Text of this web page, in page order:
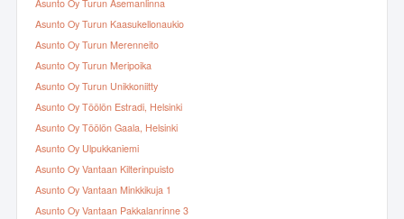
Asunto Oy Turun Asemanlinna
Asunto Oy Turun Kaasukellonaukio
Asunto Oy Turun Merenneito
Asunto Oy Turun Meripoika
Asunto Oy Turun Unikkoniitty
Asunto Oy Töölön Estradi, Helsinki
Asunto Oy Töölön Gaala, Helsinki
Asunto Oy Ulpukkaniemi
Asunto Oy Vantaan Kilterinpuisto
Asunto Oy Vantaan Minkkikuja 1
Asunto Oy Vantaan Pakkalanrinne 3